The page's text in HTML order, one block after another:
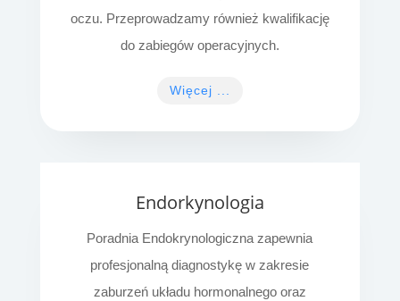
oczu. Przeprowadzamy również kwalifikację
do zabiegów operacyjnych.
Więcej ...
Endorkynologia
Poradnia Endokrynologiczna zapewnia
profesjonalną diagnostykę w zakresie
zaburzeń układu hormonalnego oraz